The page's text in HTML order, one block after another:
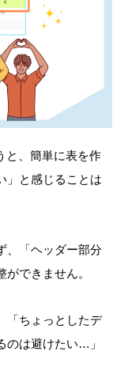
と、簡単に表を作
」と感じることは
、「ヘッダー部分
できません。
「ちょっとしたデ
のは避けたい…」